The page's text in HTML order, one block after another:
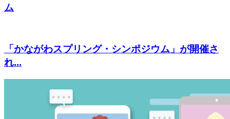
ム
「かながわスプリング・シンポジウム」が開催さ
れ...